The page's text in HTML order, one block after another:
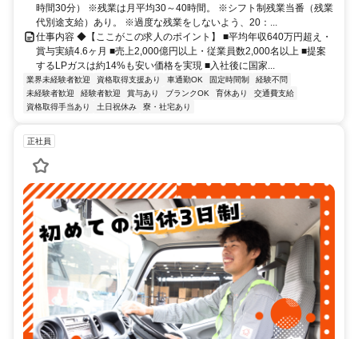
時間30分） ※残業は月平均30～40時間。 ※シフト制残業当番（残業
代別途支給）あり。 ※過度な残業をしないよう、20：...
仕事内容 ◆【ここがこの求人のポイント】 ■平均年収640万円超え・
賞与実績4.6ヶ月 ■売上2,000億円以上・従業員数2,000名以上 ■提案
するLPガスは約14%も安い価格を実現 ■入社後に国家...
業界未経験者歓迎 資格取得支援あり 車通勤OK 固定時間制
経験不問
未経験者歓迎
経験者歓迎 賞与あり ブランクOK 育休あり
交通費支給
資格取得手当あり
土日祝休み 寮・社宅あり
正社員